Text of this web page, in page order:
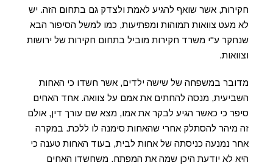
חקירות, אשר שואף להגיע לאמת ולצדק גם בתחום הזה. יש
לא מעט צוואות תמוהות ומפתיעות, כמו למשל הסיפור הבא
שנחקר ע"י משרד חקירות מוביל בתחום חקירות של ירושות
וצוואות.
מדובר במשפחה של שישה ילדים, אשר חשדו כי האחות
השביעית, מנסה להחתים את אמם על צוואה. אחד האחים
סיפר כי כאשר הגיע לבקר את אמו, מצא שם עורך דין, אולם
זה מיהר להסתלק אחרי שהאחות סימנה לו ללכת. במקרה
אחר נמנעה כניסתה של אחות לבית, בעוד האחות טענה כי
היא לא יודעת היכן שמה את המפתח. משחשדו האחים